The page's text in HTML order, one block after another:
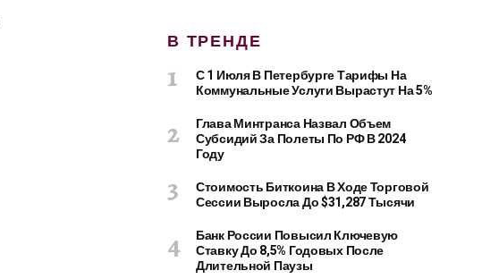
В ТРЕНДЕ
С 1 Июля В Петербурге Тарифы На
Коммунальные Услуги Вырастут На 5%
Глава Минтранса Назвал Объем
Субсидий За Полеты По РФ В 2024
Году
Стоимость Биткоина В Ходе Торговой
Сессии Выросла До $31,287 Тысячи
Банк России Повысил Ключевую
Ставку До 8,5% Годовых После
Длительной Паузы